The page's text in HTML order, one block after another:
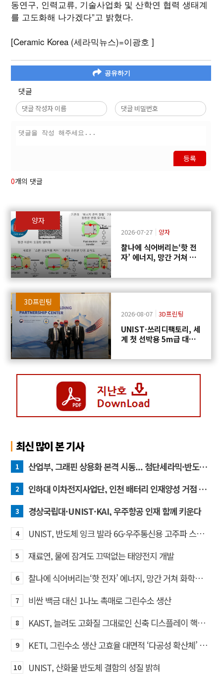
동연구, 인력교류, 기술사업화 및 산학연 협력 생태계
를 고도화해 나가겠다”고 밝혔다.
[Ceramic Korea (세라믹뉴스)=이광호 ]
공유하기
댓글
등록
0개의 댓글
양자
2026-07-27 양자
찰나에 식어버리는‘핫 전
자’ 에너지, 망간 거쳐 화
3D프린팅
2026-08-07 3D프린팅
UNIST·쓰리디팩토리, 세
계 첫 선박용 5m급 대형
최신 많이 본 기사
1 산업부, 그래핀 상용화 본격 시동... 첨단세라믹·반도체 방열소재 시장 확대 기대
2 인하대 이차전지사업단, 인천 배터리 인재양성 거점 역할 강화
3 경상국립대·UNIST·KAI, 우주항공 인재 함께 키운다
4 UNIST, 반도체 잉크 발라 6G·우주통신용 고주파 스위치 만든다
5 재료연, 물에 잠겨도 끄떡없는 태양전지 개발
6 찰나에 식어버리는‘핫 전자’ 에너지, 망간 거쳐 화학반응에 쓴다
7 비싼 백금 대신 1나노 촉매로 그린수소 생산
8 KAIST, 늘려도 고화질 그대로인 신축 디스플레이 핵심기술 개발​
9 KETI, 그린수소 생산 고효율 대면적 ‘다공성 확산체’ 개발
10 UNIST, 산화물 반도체 결함의 성질 밝혀